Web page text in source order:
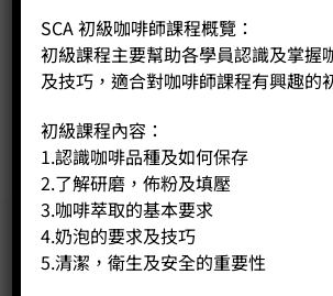
Price: HK$ 630.00
was:
-
SCA 初級咖啡師課程概覽：
初級課程主要幫助各學員認識及掌握
及技巧，適合對咖啡師課程有興趣的
初級課程內容：
1.認識咖啡品種及如何保存
2.了解研磨，佈粉及填壓
3.咖啡萃取的基本要求
4.奶泡的要求及技巧
5.清潔，衛生及安全的重要性